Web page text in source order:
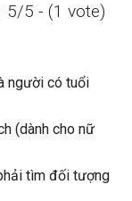
5/5 - (1 vote)
người có tuổi
(dành cho nữ
tìm đối tượng